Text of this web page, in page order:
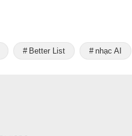
Better List nhạc AI